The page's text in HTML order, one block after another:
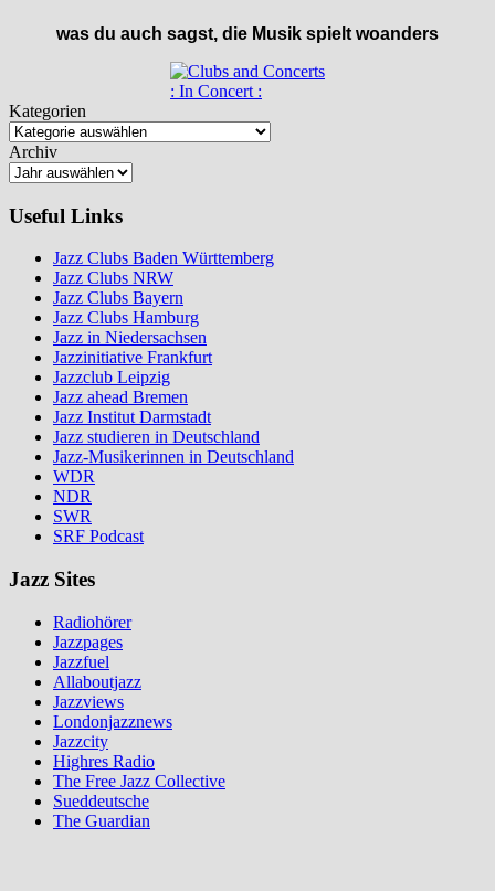
was du auch sagst, die Musik spielt woanders
: In Concert :
Kategorien
Archiv
Useful Links
Jazz Clubs Baden Württemberg
Jazz Clubs NRW
Jazz Clubs Bayern
Jazz Clubs Hamburg
Jazz in Niedersachsen
Jazzinitiative Frankfurt
Jazzclub Leipzig
Jazz ahead Bremen
Jazz Institut Darmstadt
Jazz studieren in Deutschland
Jazz-Musikerinnen in Deutschland
WDR
NDR
SWR
SRF Podcast
Jazz Sites
Radiohörer
Jazzpages
Jazzfuel
Allaboutjazz
Jazzviews
Londonjazznews
Jazzcity
Highres Radio
The Free Jazz Collective
Sueddeutsche
The Guardian